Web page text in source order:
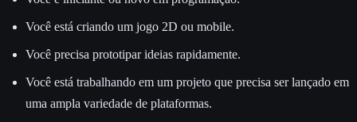
Você está criando um jogo 2D ou mobile.
Você precisa prototipar ideias rapidamente.
Você está trabalhando em um projeto que precisa ser lançado em
uma ampla variedade de plataformas.